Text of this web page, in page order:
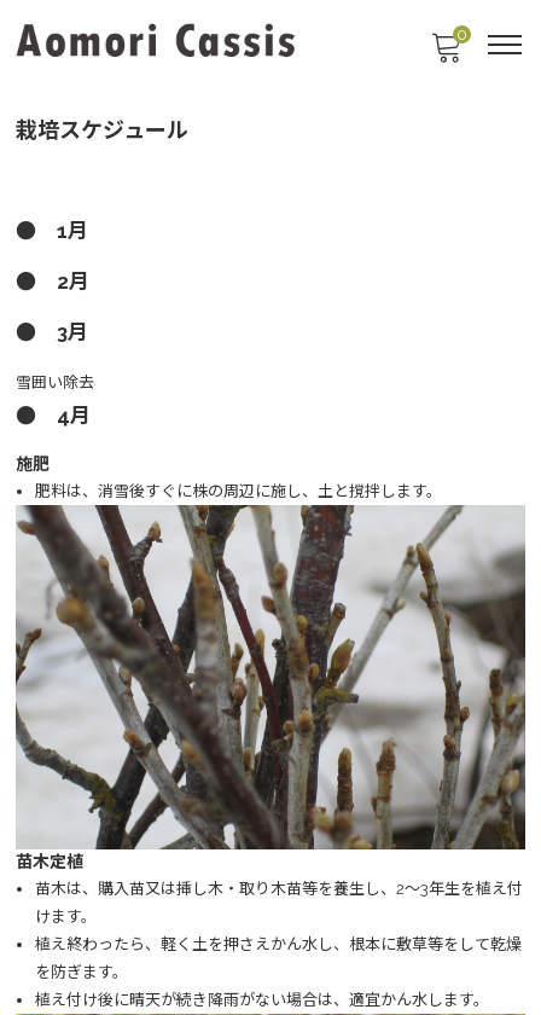
0
栽培スケジュール
● 1月
● 2月
● 3月
雪囲い除去
● 4月
施肥
肥料は、消雪後すぐに株の周辺に施し、土と撹拌します。
苗木定植
苗木は、購入苗又は挿し木・取り木苗等を養生し、2～3年生を植え付
けます。
植え終わったら、軽く土を押さえかん水し、根本に敷草等をして乾燥
を防ぎます。
植え付け後に晴天が続き降雨がない場合は、適宜かん水します。